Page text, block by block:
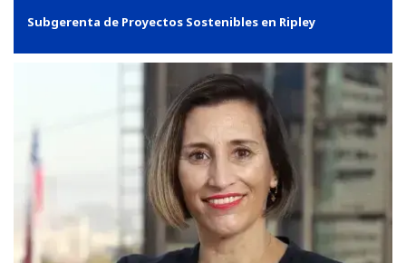
Subgerenta de Proyectos Sostenibles en Ripley